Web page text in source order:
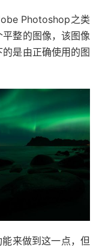
Photoshop之类
整的图像，该图像
是由正确使用的图
来做到这一点，但